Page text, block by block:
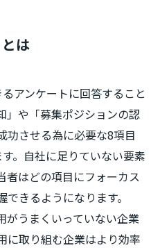
は
アンケートに回答すること
」や「募集ポジションの認
功させる為に必要な8項目
。自社に足りていない要素
者はどの項目にフォーカス
きるようになります。
がうまくいっていない企業
に取り組む企業はより効率